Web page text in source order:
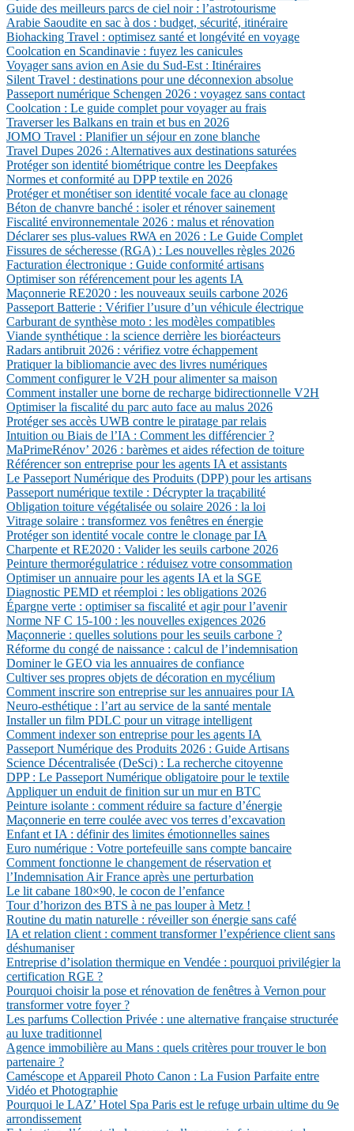
Guide des meilleurs parcs de ciel noir : l’astrotourisme
Arabie Saoudite en sac à dos : budget, sécurité, itinéraire
Biohacking Travel : optimisez santé et longévité en voyage
Coolcation en Scandinavie : fuyez les canicules
Voyager sans avion en Asie du Sud-Est : Itinéraires
Silent Travel : destinations pour une déconnexion absolue
Passeport numérique Schengen 2026 : voyagez sans contact
Coolcation : Le guide complet pour voyager au frais
Traverser les Balkans en train et bus en 2026
JOMO Travel : Planifier un séjour en zone blanche
Travel Dupes 2026 : Alternatives aux destinations saturées
Protéger son identité biométrique contre les Deepfakes
Normes et conformité au DPP textile en 2026
Protéger et monétiser son identité vocale face au clonage
Béton de chanvre banché : isoler et rénover sainement
Fiscalité environnementale 2026 : malus et rénovation
Déclarer ses plus-values RWA en 2026 : Le Guide Complet
Fissures de sécheresse (RGA) : Les nouvelles règles 2026
Facturation électronique : Guide conformité artisans
Optimiser son référencement pour les agents IA
Maçonnerie RE2020 : les nouveaux seuils carbone 2026
Passeport Batterie : Vérifier l’usure d’un véhicule électrique
Carburant de synthèse moto : les modèles compatibles
Viande synthétique : la science derrière les bioréacteurs
Radars antibruit 2026 : vérifiez votre échappement
Pratiquer la bibliomancie avec des livres numériques
Comment configurer le V2H pour alimenter sa maison
Comment installer une borne de recharge bidirectionnelle V2H
Optimiser la fiscalité du parc auto face au malus 2026
Protéger ses accès UWB contre le piratage par relais
Intuition ou Biais de l’IA : Comment les différencier ?
MaPrimeRénov’ 2026 : barèmes et aides réfection de toiture
Référencer son entreprise pour les agents IA et assistants
Le Passeport Numérique des Produits (DPP) pour les artisans
Passeport numérique textile : Décrypter la traçabilité
Obligation toiture végétalisée ou solaire 2026 : la loi
Vitrage solaire : transformez vos fenêtres en énergie
Protéger son identité vocale contre le clonage par IA
Charpente et RE2020 : Valider les seuils carbone 2026
Peinture thermorégulatrice : réduisez votre consommation
Optimiser un annuaire pour les agents IA et la SGE
Diagnostic PEMD et réemploi : les obligations 2026
Épargne verte : optimiser sa fiscalité et agir pour l’avenir
Norme NF C 15-100 : les nouvelles exigences 2026
Maçonnerie : quelles solutions pour les seuils carbone ?
Réforme du congé de naissance : calcul de l’indemnisation
Dominer le GEO via les annuaires de confiance
Cultiver ses propres objets de décoration en mycélium
Comment inscrire son entreprise sur les annuaires pour IA
Neuro-esthétique : l’art au service de la santé mentale
Installer un film PDLC pour un vitrage intelligent
Comment indexer son entreprise pour les agents IA
Passeport Numérique des Produits 2026 : Guide Artisans
Science Décentralisée (DeSci) : La recherche citoyenne
DPP : Le Passeport Numérique obligatoire pour le textile
Appliquer un enduit de finition sur un mur en BTC
Peinture isolante : comment réduire sa facture d’énergie
Maçonnerie en terre coulée avec vos terres d’excavation
Enfant et IA : définir des limites émotionnelles saines
Euro numérique : Votre portefeuille sans compte bancaire
Comment fonctionne le changement de réservation et
l’Indemnisation Air France après une perturbation
Le lit cabane 180×90, le cocon de l’enfance
Tour d’horizon des BTS à ne pas louper à Metz !
Routine du matin naturelle : réveiller son énergie sans café
IA et relation client : comment transformer l’expérience client sans
déshumaniser
Entreprise d’isolation thermique en Vendée : pourquoi privilégier la
certification RGE ?
Pourquoi choisir la pose et rénovation de fenêtres à Vernon pour
transformer votre foyer ?
Les parfums Collection Privée : une alternative française structurée
au luxe traditionnel
Agence immobilière au Mans : quels critères pour trouver le bon
partenaire ?
Caméscope et Appareil Photo Canon : La Fusion Parfaite entre
Vidéo et Photographie
Pourquoi le LAZ’ Hotel Spa Paris est le refuge urbain ultime du 9e
arrondissement